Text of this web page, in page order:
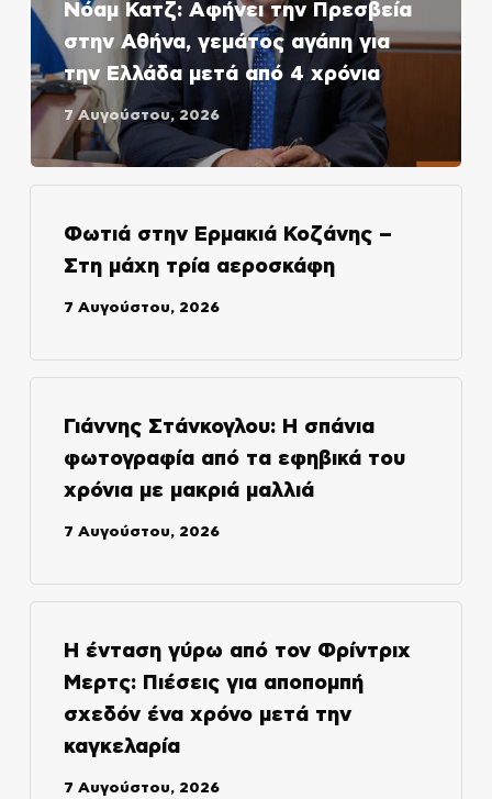
Νόαμ Κατζ: Αφήνει την Πρεσβεία
στην Αθήνα, γεμάτος αγάπη για
την Ελλάδα μετά από 4 χρόνια
7 Αυγούστου, 2026
Φωτιά στην Ερμακιά Κοζάνης –
Στη μάχη τρία αεροσκάφη
7 Αυγούστου, 2026
Γιάννης Στάνκογλου: Η σπάνια
φωτογραφία από τα εφηβικά του
χρόνια με μακριά μαλλιά
7 Αυγούστου, 2026
Η ένταση γύρω από τον Φρίντριχ
Μερτς: Πιέσεις για αποπομπή
σχεδόν ένα χρόνο μετά την
καγκελαρία
7 Αυγούστου, 2026